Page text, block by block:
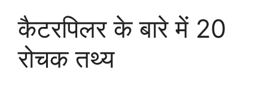
कैटरपिलर के बारे में 20
रोचक तथ्य